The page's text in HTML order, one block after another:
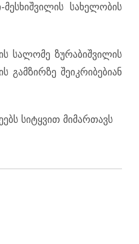
სახელობის
სალომე ზურაბიშვილის
შეიკრიბებიან
სიტყვით მიმართავს